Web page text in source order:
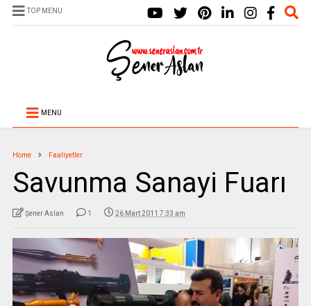
TOP MENU
MENU
Home Faaliyetler
Savunma Sanayi Fuarı
Şener Aslan 1 26 Mart 2011 7:33 am